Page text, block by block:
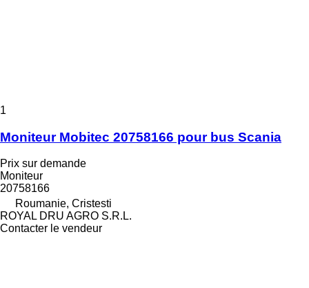
1
Moniteur Mobitec 20758166 pour bus Scania
Prix sur demande
Moniteur
20758166
Roumanie, Cristesti
ROYAL DRU AGRO S.R.L.
Contacter le vendeur